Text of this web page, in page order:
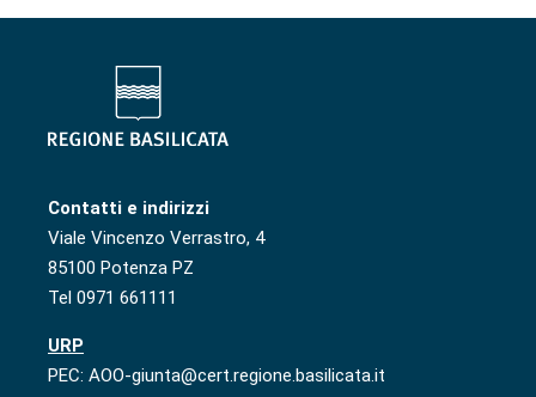
Contatti e indirizzi
Viale Vincenzo Verrastro, 4
85100 Potenza PZ
Tel 0971 661111
URP
PEC: AOO-giunta@cert.regione.basilicata.it